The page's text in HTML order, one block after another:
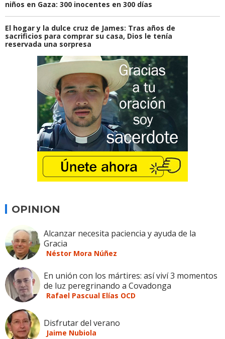
niños en Gaza: 300 inocentes en 300 días
El hogar y la dulce cruz de James: Tras años de
sacrificios para comprar su casa, Dios le tenía
reservada una sorpresa
OPINION
Alcanzar necesita paciencia y ayuda de la
Gracia
Néstor Mora Núñez
En unión con los mártires: así viví 3 momentos
de luz peregrinando a Covadonga
Rafael Pascual Elías OCD
Disfrutar del verano
Jaime Nubiola